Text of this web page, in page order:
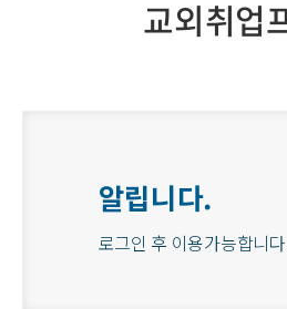
교외취업
알립니다.
로그인 후 이용가능합니